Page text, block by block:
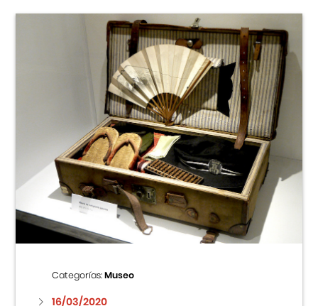
Categorías:Museo
16/03/2020